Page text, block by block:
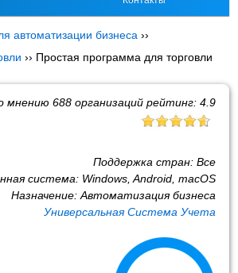
автоматизации бизнеса ››
›› Простая программа для торговли
мнению 688организаций рейтинг: 4.9
Поддержка стран: Все
система: Windows, Android, macOS
Назначение: Автоматизация бизнеса
Универсальная Система Учета